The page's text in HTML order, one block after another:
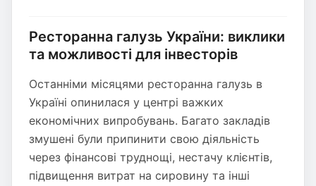
Ресторанна галузь України: виклики
та можливості для інвесторів
Останніми місяцями ресторанна галузь в
Україні опинилася у центрі важких
економічних випробувань. Багато закладів
змушені були припинити свою діяльність
через фінансові труднощі, нестачу клієнтів,
підвищення витрат на сировину та інші